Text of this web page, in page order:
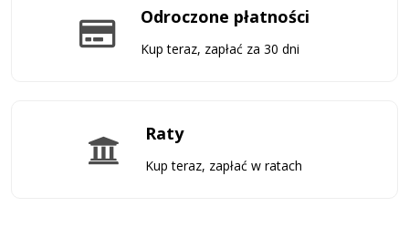
Odroczone płatności
Kup teraz, zapłać za 30 dni
Raty
Kup teraz, zapłać w ratach